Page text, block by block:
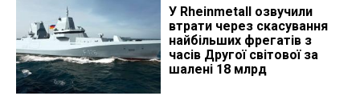
У Rheinmetall озвучили
втрати через скасування
найбільших фрегатів з
часів Другої світової за
шалені 18 млрд